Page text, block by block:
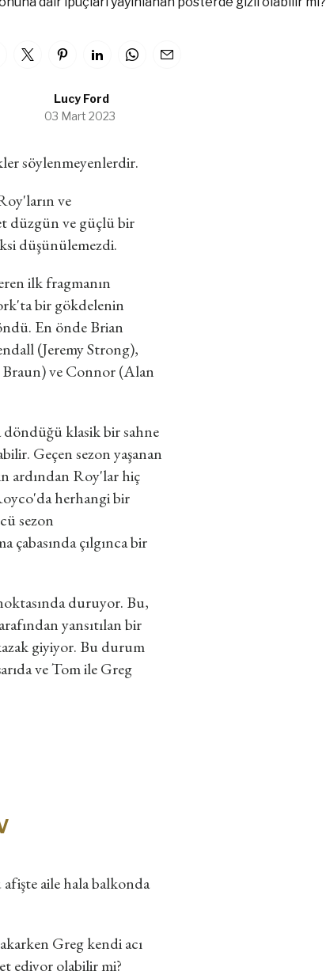
Lucy Ford
03 Mart 2023
söylenmeyenlerdir.
ve
düzgün ve güçlü bir
düşünülemezdi.
ilk fragmanın
bir gökdelenin
En önde Brian
(Jeremy Strong),
ve Connor (Alan
klasik bir sahne
Geçen sezon yaşanan
ardından Roy'lar hiç
herhangi bir
sezon
çılgınca bir
duruyor. Bu,
yansıtılan bir
giyiyor. Bu durum
ve Tom ile Greg
aile hala balkonda
Greg kendi acı
ediyor olabilir mi?